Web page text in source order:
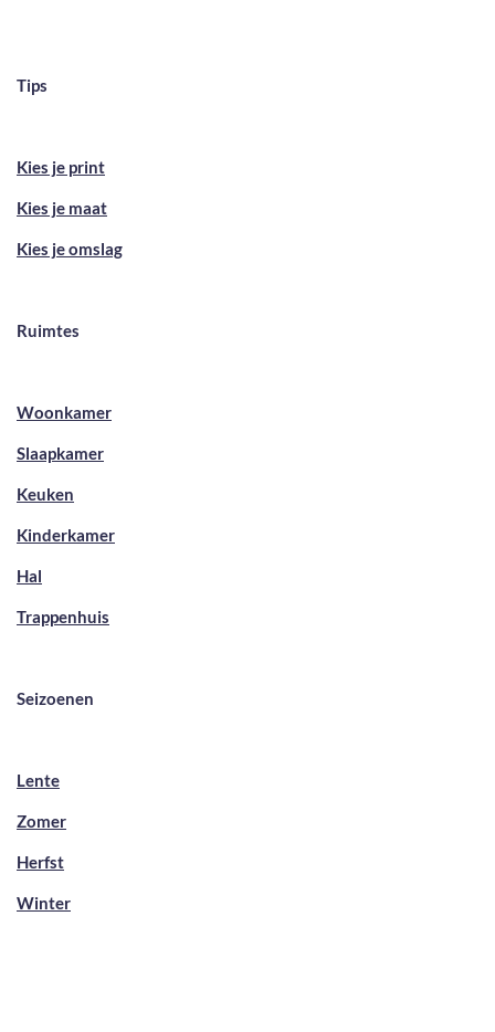
Tips
Kies je print
Kies je maat
Kies je omslag
Ruimtes
Woonkamer
Slaapkamer
Keuken
Kinderkamer
Hal
Trappenhuis
Seizoenen
Lente
Zomer
Herfst
Winter